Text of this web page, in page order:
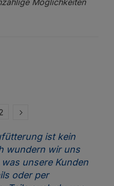
Möglichkeiten
ist kein
wundern wir uns
unsere Kunden
oder per